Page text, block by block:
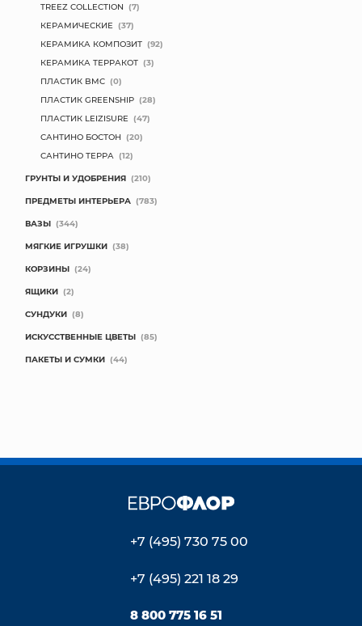
TREEZ COLLECTION (7)
КЕРАМИЧЕСКИЕ (37)
КЕРАМИКА КОМПОЗИТ (92)
КЕРАМИКА ТЕРРАКОТ (3)
ПЛАСТИК BMC (0)
ПЛАСТИК GREENSHIP (28)
ПЛАСТИК LEIZISURE (47)
САНТИНО БОСТОН (20)
САНТИНО ТЕРРА (12)
ГРУНТЫ И УДОБРЕНИЯ (210)
ПРЕДМЕТЫ ИНТЕРЬЕРА (783)
ВАЗЫ (344)
МЯГКИЕ ИГРУШКИ (38)
КОРЗИНЫ (24)
ЯЩИКИ (2)
СУНДУКИ (8)
ИСКУССТВЕННЫЕ ЦВЕТЫ (85)
ПАКЕТЫ И СУМКИ (44)
+7 (495) 730 75 00
+7 (495) 221 18 29
8 800 775 16 51